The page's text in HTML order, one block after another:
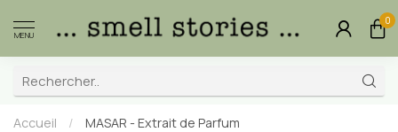
MENU
0
Accueil / MASAR - Extrait de Parfum